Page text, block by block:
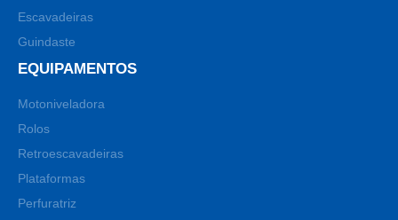
Escavadeiras
Guindaste
EQUIPAMENTOS
Motoniveladora
Rolos
Retroescavadeiras
Plataformas
Perfuratriz